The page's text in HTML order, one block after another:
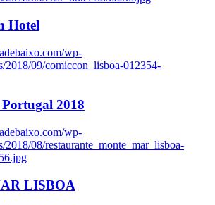
Hotel
wp-
2018/09/comiccon_lisboa-012354-
2018
wp-
2018/08/restaurante_monte_mar_lisboa-
LISBOA